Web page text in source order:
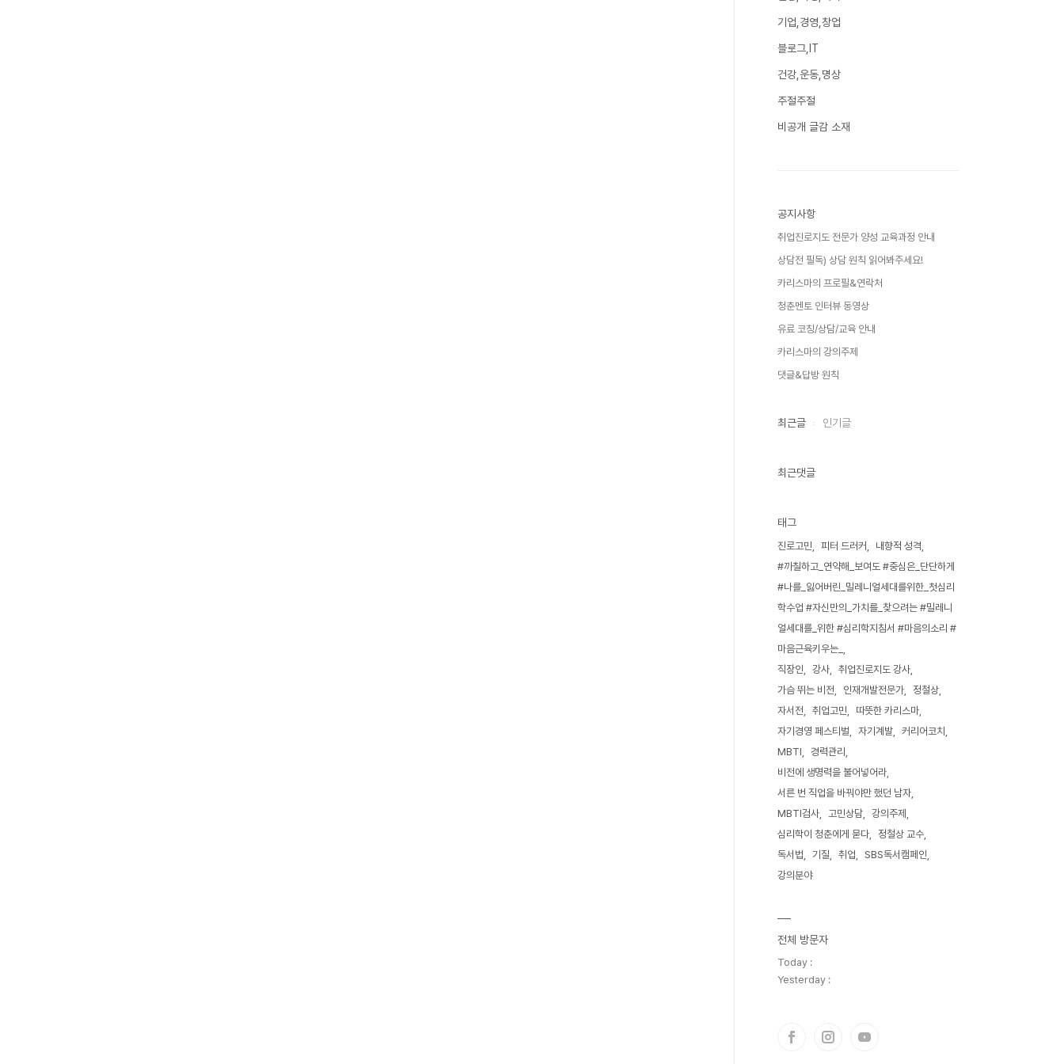
기업,경영,창업
블로그,IT
건강,운동,명상
주절주절
비공개 글감 소재
공지사항
취업진로지도 전문가 양성 교육과정 안내
상담전 필독) 상담 원칙 읽어봐주세요!
카리스마의 프로필&연락처
청춘멘토 인터뷰 동영상
유료 코칭/상담/교육 안내
카리스마의 강의주제
댓글&답방 원칙
최근글 인기글
최근댓글
태그
진로고민 피터 드러커
내향적 성격
#까칠하고_연약해_보여도 #중심은_단단하게
#나를_잃어버린_밀레니얼세대를위한_첫심리
학수업 #자신만의_가치를_찾으려는 #밀레니
얼세대를_위한 #심리학지침서 #마음의소리 #
마음근육키우는_
직장인
강사
취업진로지도 강사
가슴 뛰는 비전
인재개발전문가
정철상
자서전
취업고민
따뜻한 카리스마
자기경영 페스티벌
자기계발
커리어코치
MBTI
경력관리
비전에 생명력을 불어넣어라
서른 번 직업을 바꿔야만 했던 남자
MBTI검사
고민상담
강의주제
심리학이 청춘에게 묻다
정철상 교수
독서법
기질 취업
SBS독서캠페인
강의분야
전체 방문자
Today :
Yesterday :